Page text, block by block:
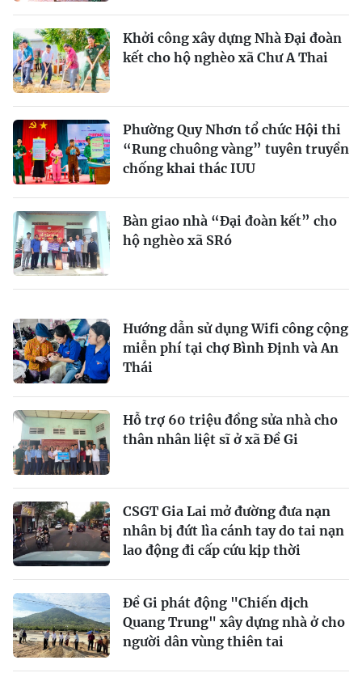
Khởi công xây dựng Nhà Đại đoàn
kết cho hộ nghèo xã Chư A Thai
Phường Quy Nhơn tổ chức Hội thi
“Rung chuông vàng” tuyên truyền
chống khai thác IUU
Bàn giao nhà “Đại đoàn kết” cho
hộ nghèo xã SRó
Hướng dẫn sử dụng Wifi công cộng
miễn phí tại chợ Bình Định và An
Thái
Hỗ trợ 60 triệu đồng sửa nhà cho
thân nhân liệt sĩ ở xã Đề Gi
CSGT Gia Lai mở đường đưa nạn
nhân bị đứt lìa cánh tay do tai nạn
lao động đi cấp cứu kịp thời
Đề Gi phát động "Chiến dịch
Quang Trung" xây dựng nhà ở cho
người dân vùng thiên tai